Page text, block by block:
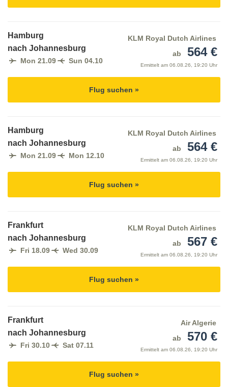
Hamburg
nach Johannesburg
Mon 21.09 Sun 04.10
KLM Royal Dutch Airlines
ab
564 €
Ermittelt am 06.08.26, 19:20 Uhr
Flug suchen »
Hamburg
nach Johannesburg
Mon 21.09 Mon 12.10
KLM Royal Dutch Airlines
ab
564 €
Ermittelt am 06.08.26, 19:20 Uhr
Flug suchen »
Frankfurt
nach Johannesburg
Fri 18.09 Wed 30.09
KLM Royal Dutch Airlines
ab
567 €
Ermittelt am 06.08.26, 19:20 Uhr
Flug suchen »
Frankfurt
nach Johannesburg
Fri 30.10 Sat 07.11
Air Algerie
ab
570 €
Ermittelt am 06.08.26, 19:20 Uhr
Flug suchen »